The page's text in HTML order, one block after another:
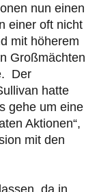
nun einen
einer oft nicht
mit höherem
Großmächten
Der
hatte
gehe um eine
Aktionen“,
mit den
da in